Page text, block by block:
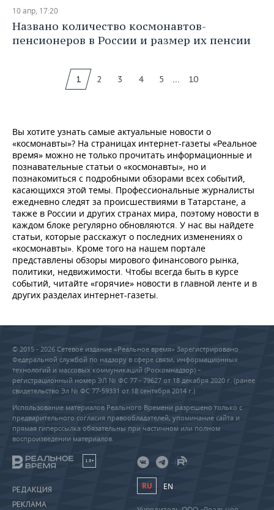
10 апр, 17:20
Названо количество космонавтов-
пенсионеров в России и размер их пенсии
1 2 3 4 5 ... 10
Вы хотите узнать самые актуальные новости о
«космонавты»? На страницах интернет-газеты «Реальное
время» можно не только прочитать информационные и
познавательные статьи о «космонавты», но и
познакомиться с подробными обзорами всех событий,
касающихся этой темы. Профессиональные журналисты
ежедневно следят за происшествиями в Татарстане, а
также в России и других странах мира, поэтому новости в
каждом блоке регулярно обновляются. У нас вы найдете
статьи, которые расскажут о последних изменениях о
«космонавты». Кроме того на нашем портале
представлены обзоры мирового финансового рынка,
политики, недвижимости. Чтобы всегда быть в курсе
событий, читайте «горячие» новости в главной ленте и в
других разделах интернет-газеты.
© 2015 - 2026 Сетевое издание «Реальное время» Зарегистрировано
Федеральной службой по надзору в сфере связи, информационных
технологий и массовых коммуникаций (Роскомнадзор) –
регистрационный номер ЭЛ № ФС 77 - 79627 от 18 декабря 2020 г. (ранее
свидетельство Эл № ФС 77-59331 от 18 сентября 2014 г.)
Использование материалов Реального Времени разрешено только с
предварительного согласия правообладателей, упоминание сайта и
прямая гиперссылка обязательны при частичном или полном
воспроизведении материалов.
18+
РЕДАКЦИЯ
РЕКЛАМА
RU EN